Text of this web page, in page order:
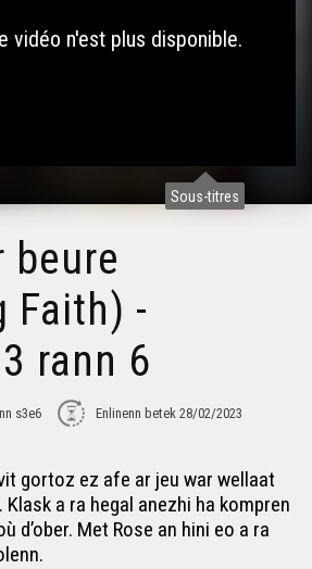
Sous-titres
vidéo n'est plus disponible.
beure
Faith) -
rann 6
s3e6 Enlinenn betek 28/02/2023
gortoz ez afe ar jeu war wellaat
Klask a ra hegal anezhi ha kompren
d’ober. Met Rose an hini eo a ra